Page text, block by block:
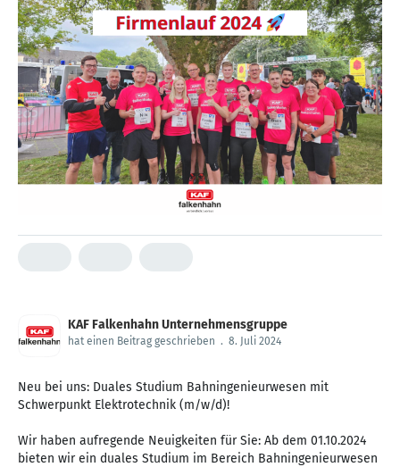
KAF Falkenhahn Unternehmensgruppe
hat einen Beitrag geschrieben . 8. Juli 2024
Neu bei uns: Duales Studium Bahningenieurwesen mit
Schwerpunkt Elektrotechnik (m/w/d)!
Wir haben aufregende Neuigkeiten für Sie: Ab dem 01.10.2024
bieten wir ein duales Studium im Bereich Bahningenieurwesen